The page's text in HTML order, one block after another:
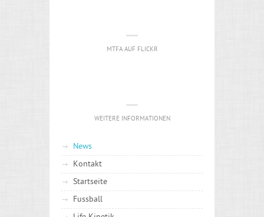
MTFA AUF FLICKR
WEITERE INFORMATIONEN
News
Kontakt
Startseite
Fussball